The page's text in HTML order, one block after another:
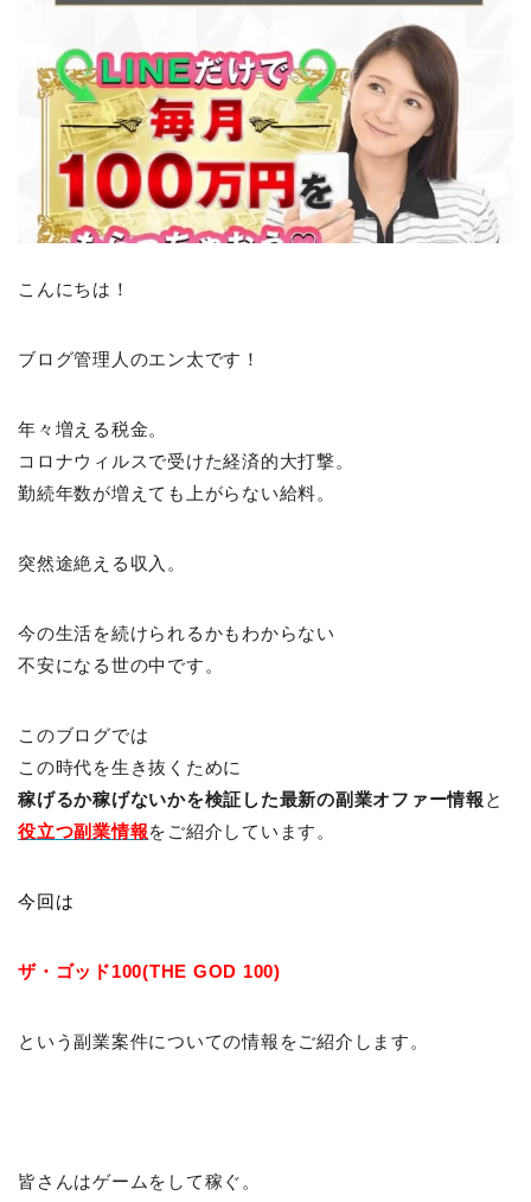
こんにちは！
ブログ管理人のエン太です！
年々増える税金。
コロナウィルスで受けた経済的大打撃。
勤続年数が増えても上がらない給料。
突然途絶える収入。
今の生活を続けられるかもわからない
不安になる世の中です。
このブログでは
この時代を生き抜くために
稼げるか稼げないかを検証した最新の副業オファー情報 と
役立つ副業情報をご紹介しています。
今回は
ザ・ゴッド100(THE GOD 100)
という副業案件についての情報をご紹介します。
皆さんはゲームをして稼ぐ。